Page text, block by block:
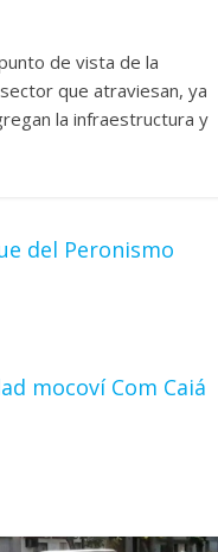
de vista de la
que atraviesan, ya
la infraestructura y
del Peronismo
mocoví Com Caiá